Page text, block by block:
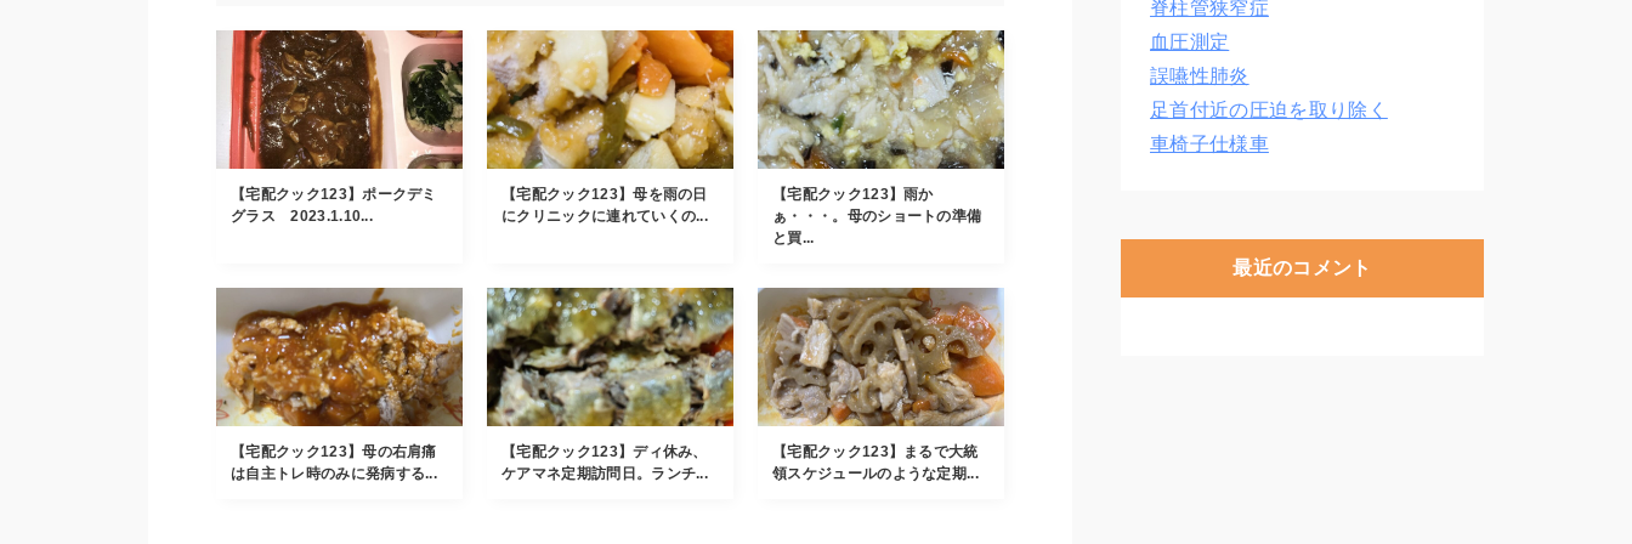
【宅配クック123】ポークデミ
グラス 2023.1.10...
【宅配クック123】母を雨の日
にクリニックに連れていくの...
【宅配クック123】雨か
ぁ・・・。母のショートの準備
と買...
【宅配クック123】母の右肩痛
は自主トレ時のみに発病する...
【宅配クック123】ディ休み、
ケアマネ定期訪問日。ランチ...
【宅配クック123】まるで大統
領スケジュールのような定期...
脊柱管狭窄症
血圧測定
誤嚥性肺炎
足首付近の圧迫を取り除く
車椅子仕様車
最近のコメント